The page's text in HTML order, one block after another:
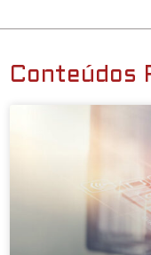
Conteúdos